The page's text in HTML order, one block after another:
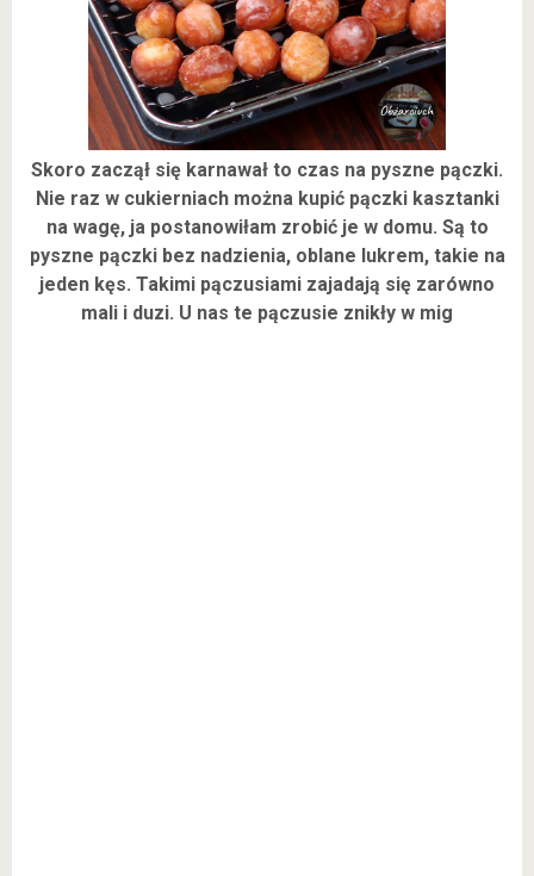
Skoro zaczął się karnawał to czas na pyszne pączki.
Nie raz w cukierniach można kupić pączki kasztanki
na wagę, ja postanowiłam zrobić je w domu. Są to
pyszne pączki bez nadzienia, oblane lukrem, takie na
jeden kęs. Takimi pączusiami zajadają się zarówno
mali i duzi. U nas te pączusie znikły w mig